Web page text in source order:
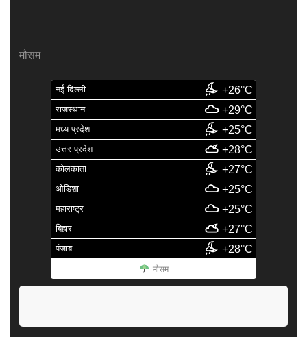
मौसम
नई दिल्ली +26°C
राजस्थान +29°C
मध्य प्रदेश +25°C
उत्तर प्रदेश +28°C
कोलकाता +27°C
ओडिशा +25°C
महाराष्ट्र +25°C
बिहार +27°C
पंजाब +28°C
मौसम